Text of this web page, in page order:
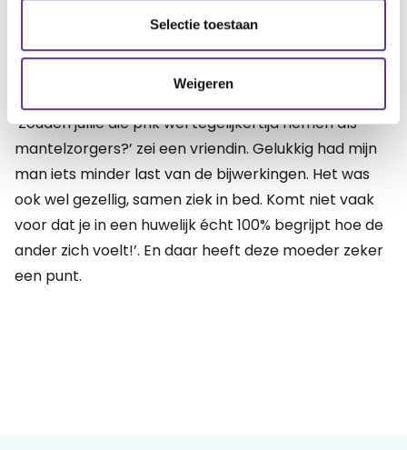
Selectie toestaan
Weigeren
‘Zouden jullie die prik wel tegelijkertijd nemen als
mantelzorgers?’ zei een vriendin. Gelukkig had mijn
man iets minder last van de bijwerkingen. Het was
ook wel gezellig, samen ziek in bed. Komt niet vaak
voor dat je in een huwelijk écht 100% begrijpt hoe de
ander zich voelt!’. En daar heeft deze moeder zeker
een punt.